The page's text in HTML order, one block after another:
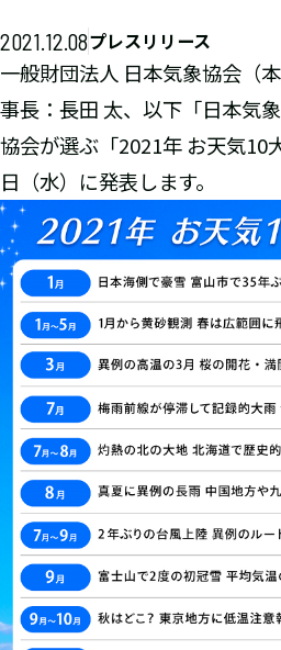
2021.12.08プレスリリース
一般財団法人 日本気象協会（
事長：長田 太、以下「日本気
協会が選ぶ「2021年 お天気10
日（水）に発表します。